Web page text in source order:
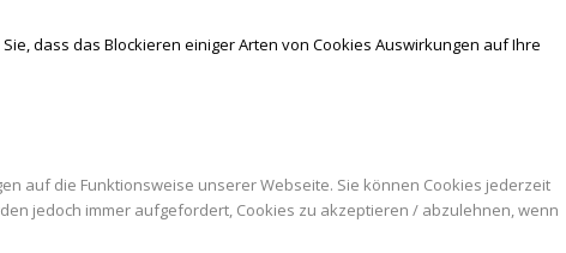
dass das Blockieren einiger Arten von Cookies Auswirkungen auf Ihre
auf die Funktionsweise unserer Webseite. Sie können Cookies jederzeit
jedoch immer aufgefordert, Cookies zu akzeptieren / abzulehnen, wenn